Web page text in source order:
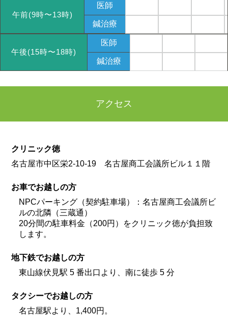
午前(9時〜13時)
医師
鍼治療
午後(15時〜18時)
医師
鍼治療
アクセス
クリニック徳
名古屋市中区栄2-10-19 名古屋商工会議所ビル１１階
お車でお越しの方
NPCパーキング（契約駐車場）：名古屋商工会議所ビ
ルの北隣（三蔵通）
20分間の駐車料金（200円）をクリニック徳が負担致
します。
地下鉄でお越しの方
東山線伏見駅 5 番出口より、南に徒歩 5 分
タクシーでお越しの方
名古屋駅より、1,400円。